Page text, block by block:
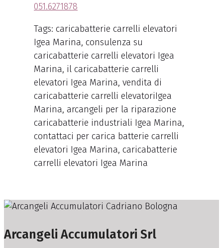
051.6271878
Tags: caricabatterie carrelli elevatori
Igea Marina, consulenza su
caricabatterie carrelli elevatori Igea
Marina, il caricabatterie carrelli
elevatori Igea Marina, vendita di
caricabatterie carrelli elevatoriIgea
Marina, arcangeli per la riparazione
caricabatterie industriali Igea Marina,
contattaci per carica batterie carrelli
elevatori Igea Marina, caricabatterie
carrelli elevatori Igea Marina
Arcangeli Accumulatori Srl